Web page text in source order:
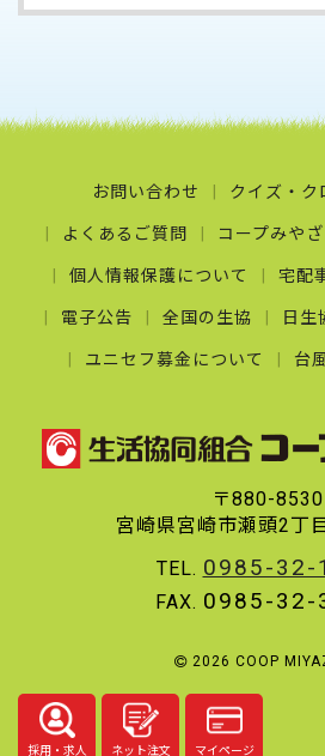
お問い合わせ クイズ・ク
よくあるご質問 コープみや
個人情報保護について 宅配
電子公告 全国の生協 日生
ユニセフ募金について 台
〒880-8530
宮崎県宮崎市瀬頭2丁
TEL. 0985-32-
FAX. 0985-32-
2026 COOP
採用・求人 ネット注文 マイページ